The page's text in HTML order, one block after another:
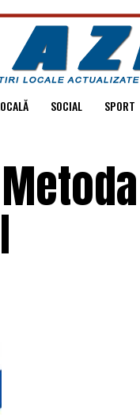
SOCIAL SPORT